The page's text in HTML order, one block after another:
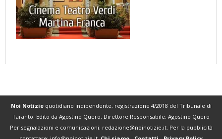
Noi Notiziequotidiano indipendente, registrazione 4/2018 del Tribunale di
Taranto. Edito da Agostino Quero. Direttore Responsabile: Agostino Quero
Per segnalazioni e comunicazioni: redazione@noinotizie.it. Per la pubblicità